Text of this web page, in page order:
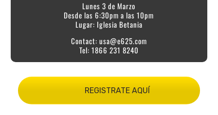
Lunes 3 de Marzo
Desde las 6:30pm a las 10pm
Lugar: Iglesia Betania
Contact: usa@e625.com
Tel: 1866 231 8240
REGISTRATE AQUÍ